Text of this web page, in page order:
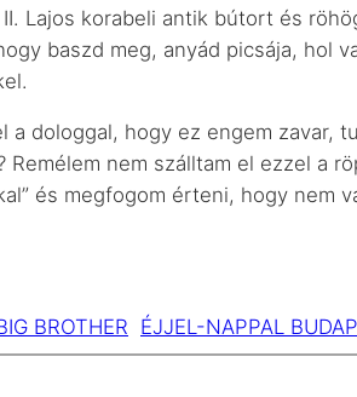
Lajos korabeli antik bútort és
baszd meg, anyád picsája, hol
dologgal, hogy ez engem zavar,
nem szálltam el ezzel a
és megfogom érteni, hogy nem
BROTHER ÉJJEL-NAPPAL